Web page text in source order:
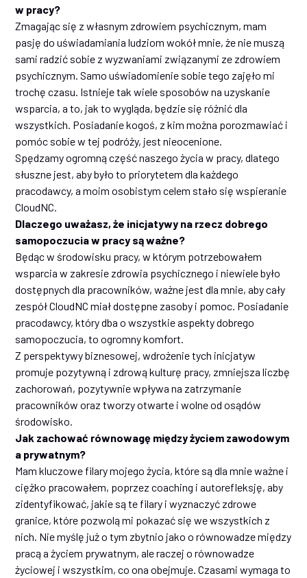
w pracy?
Zmagając się z własnym zdrowiem psychicznym, mam
pasję do uświadamiania ludziom wokół mnie, że nie muszą
sami radzić sobie z wyzwaniami związanymi ze zdrowiem
psychicznym. Samo uświadomienie sobie tego zajęło mi
trochę czasu. Istnieje tak wiele sposobów na uzyskanie
wsparcia, a to, jak to wygląda, będzie się różnić dla
wszystkich. Posiadanie kogoś, z kim można porozmawiać i
pomóc sobie w tej podróży, jest nieocenione.
Spędzamy ogromną część naszego życia w pracy, dlatego
słuszne jest, aby było to priorytetem dla każdego
pracodawcy, a moim osobistym celem stało się wspieranie
CloudNC.
Dlaczego uważasz, że inicjatywy na rzecz dobrego
samopoczucia w pracy są ważne?
Będąc w środowisku pracy, w którym potrzebowałem
wsparcia w zakresie zdrowia psychicznego i niewiele było
dostępnych dla pracowników, ważne jest dla mnie, aby cały
zespół CloudNC miał dostępne zasoby i pomoc. Posiadanie
pracodawcy, który dba o wszystkie aspekty dobrego
samopoczucia, to ogromny komfort.
Z perspektywy biznesowej, wdrożenie tych inicjatyw
promuje pozytywną i zdrową kulturę pracy, zmniejsza liczbę
zachorowań, pozytywnie wpływa na zatrzymanie
pracowników oraz tworzy otwarte i wolne od osądów
środowisko.
Jak zachować równowagę między życiem zawodowym
a prywatnym?
Mam kluczowe filary mojego życia, które są dla mnie ważne i
ciężko pracowałem, poprzez coaching i autorefleksję, aby
zidentyfikować, jakie są te filary i wyznaczyć zdrowe
granice, które pozwolą mi pokazać się we wszystkich z
nich. Nie myślę już o tym zbytnio jako o równowadze między
pracą a życiem prywatnym, ale raczej o równowadze
życiowej i wszystkim, co ona obejmuje. Czasami wymaga to